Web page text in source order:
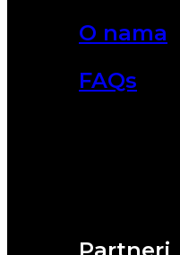
O nama
FAQs